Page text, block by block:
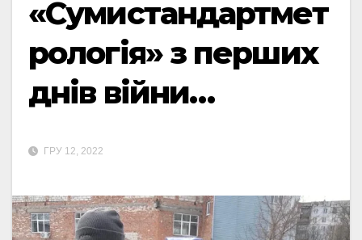
«Сумистандартмет
рологія» з перших
днів війни…
ГРУ 12, 2022